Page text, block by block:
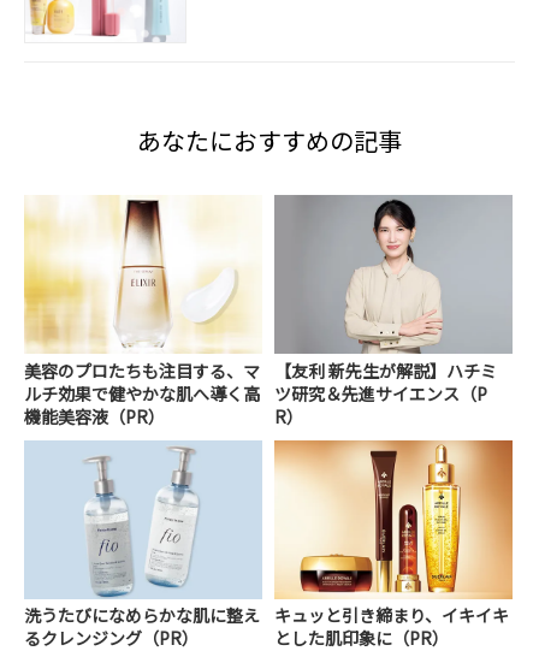
あなたにおすすめの記事
美容のプロたちも注目する、マ
ルチ効果で健やかな肌へ導く高
機能美容液（PR）
【友利 新先生が解説】ハチミ
ツ研究＆先進サイエンス（P
R）
洗うたびになめらかな肌に整え
るクレンジング（PR）
キュッと引き締まり、イキイキ
とした肌印象に（PR）